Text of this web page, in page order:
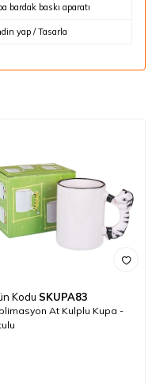
bardak baskı aparatı
yap / Tasarla
Kodu SKUPA83
At Kulplu Kupa -